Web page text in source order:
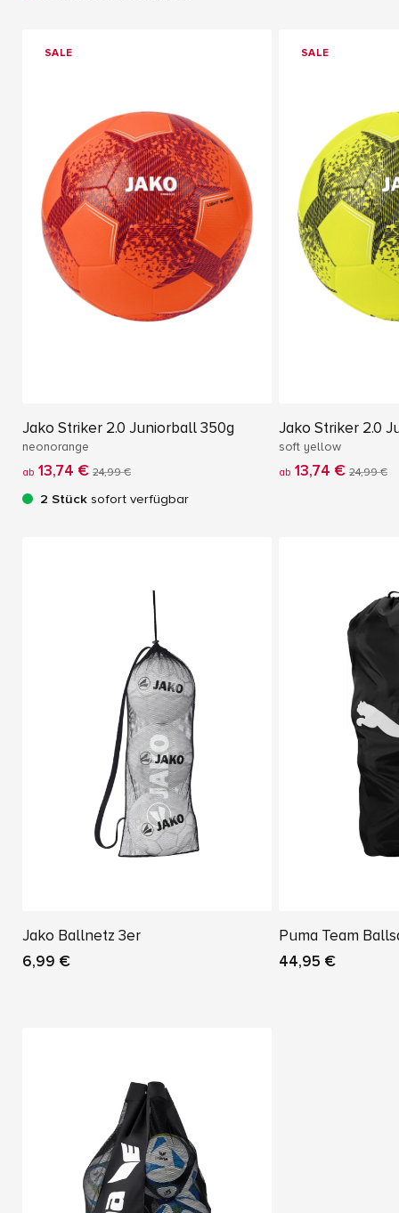
SALE
Jako Striker 2.0 Juniorball 350g
neonorange
ab 13,74 € 24,99 €
2 Stück sofort verfügbar
SALE
Jako Striker 2.0
soft yellow
ab 13,74 € 24,99 €
Jako Ballnetz 3er
6,99 €
Puma Team
44,95 €